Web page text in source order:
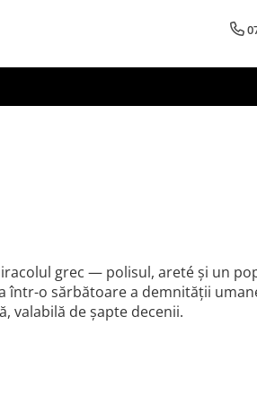
grec — polisul, areté și un
într-o sărbătoare a demnității
valabilă de șapte decenii.